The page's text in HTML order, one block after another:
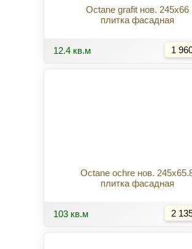
Octane grafit нов. 245x66
плитка фасадная
12.4 кв.м 1
Octane ochre нов.
плитка фасадная
103 кв.м 2